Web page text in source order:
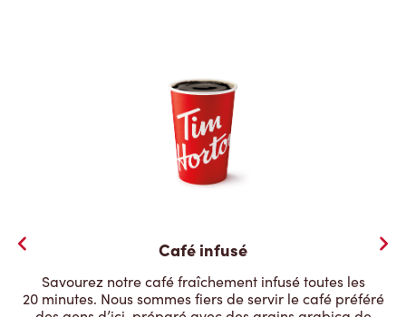
Café infusé
Savourez notre café fraîchement infusé toutes les
20 minutes. Nous sommes fiers de servir le café préféré